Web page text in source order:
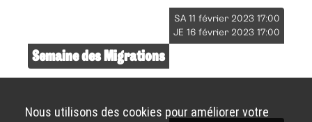
SA 11 février 2023 17:00
JE 16 février 2023 17:00
Semaine des Migrations
Nous utilisons des cookies pour améliorer votre